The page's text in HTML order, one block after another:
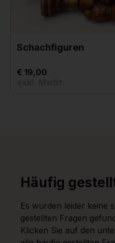
Schachfiguren
€ 19,00
Häufig
Es wurden leider keine
gestellten Fragen
Klicken Sie auf den